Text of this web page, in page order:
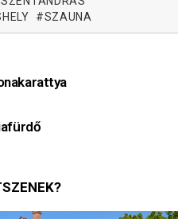
SZAUNA